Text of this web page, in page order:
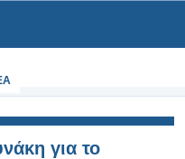
για το